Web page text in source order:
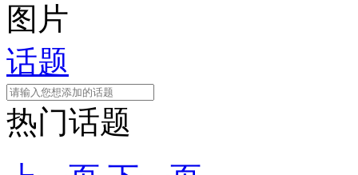
图片
话题
热门话题